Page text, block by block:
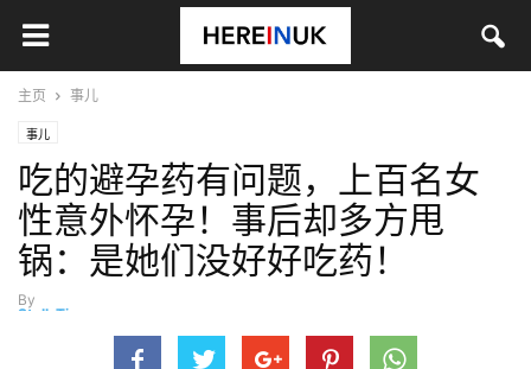
主页 事儿
事儿
吃的避孕药有问题，上百名女
性意外怀孕！事后却多方甩
锅：是她们没好好吃药！
By
StellaTian